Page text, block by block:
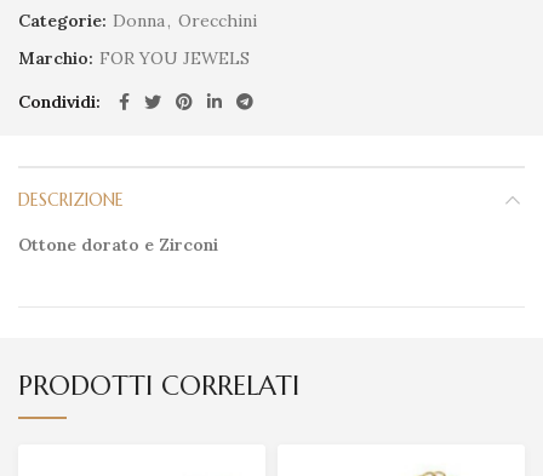
Categorie: Donna, Orecchini
Marchio: FOR YOU JEWELS
Condividi
DESCRIZIONE
Ottone dorato e Zirconi
PRODOTTI CORRELATI